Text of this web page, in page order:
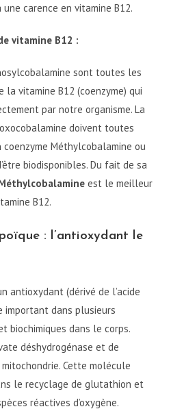
carence en vitamine B12.
vitamine B12 :
sont toutes les
vitamine B12 (coenzyme) qui
par notre organisme. La
doivent toutes
Méthylcobalamine ou
biodisponibles. Du fait de sa
est le meilleur
B12.
: l’antioxydant le
antioxydant (dérivé de l’acide
important dans plusieurs
biochimiques dans le corps.
déshydrogénase et de
Cette molécule
le recyclage de glutathion et
réactives d’oxygène.